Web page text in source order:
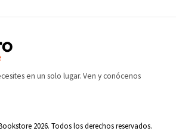
en un solo lugar. Ven y conócenos
2026. Todos los derechos reservados.